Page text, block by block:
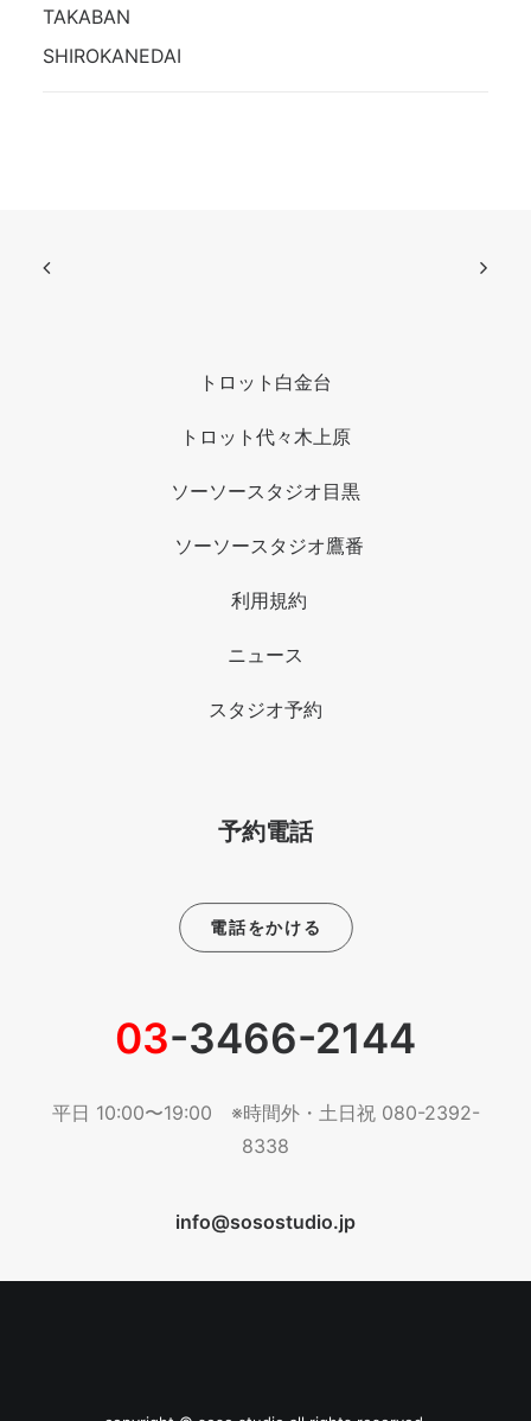
TAKABAN
SHIROKANEDAI
トロット白金台
トロット代々木上原
ソーソースタジオ目黒
ソーソースタジオ鷹番
利用規約
ニュース
スタジオ予約
予約電話
電話をかける
03-3466-2144
平日 10:00〜19:00 ※時間外・土日祝 080-2392-
8338
info@sosostudio.jp